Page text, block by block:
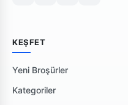
KEŞFET
Yeni Broşürler
Kategoriler